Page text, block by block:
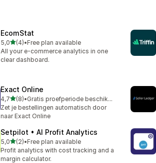
EcomStat
5,0av 5 stjerner
(4)
Totalt 4 omtaler
•Free plan available
All your e-commerce analytics in one
clear dashboard.
Exact Online
4,7av 5 stjerner
(8)
Totalt 8 omtaler
•
Gratis proefperiode beschikbaar
Zet je bestellingen automatisch door
naar Exact Online
Setpilot • AI Profit Analytics
5,0av 5 stjerner
(2)
Totalt 2 omtaler
•Free plan available
Profit analytics with cost tracking and a
margin calculator.